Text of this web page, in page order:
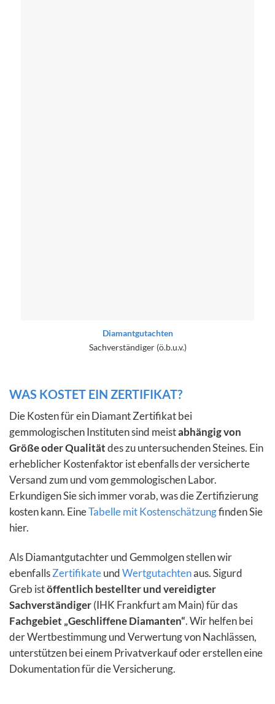
WAS KOSTET EIN ZERTIFIKAT?
Die Kosten für ein Diamant Zertifikat bei
gemmologischen Instituten sind meistabhängig von
Größe oder Qualitätdes zu untersuchenden Steines. Ein
erheblicher Kostenfaktor ist ebenfalls der versicherte
Versand zum und vom gemmologischen Labor.
Erkundigen Sie sich immer vorab, was die Zertifizierung
kosten kann. EineTabelle mit Kostenschätzungfinden Sie
hier.
Als Diamantgutachter und Gemmolgen stellen wir
ebenfallsZertifikateundWertgutachtenaus. Sigurd
Greb istöffentlich bestellter und vereidigter
Sachverständiger(IHK Frankfurt am Main) für das
Fachgebiet „Geschliffene Diamanten“. Wir helfen bei
der Wertbestimmung und Verwertung von Nachlässen,
unterstützen bei einem Privatverkauf oder erstellen eine
Dokumentation für die Versicherung.
Diamantgutachten
Sachverständiger (ö.b.u.v.)